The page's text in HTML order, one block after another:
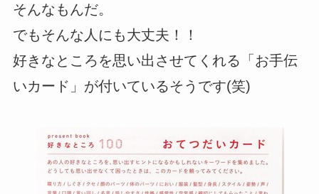
そんなもんだ。
でもそんな人にも大丈夫！！
好きなところを思い出させてくれる「お手伝
いカード」が付いているそうです(笑)